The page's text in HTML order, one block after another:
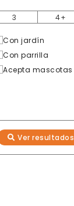
3 4+
Con jardín
Con parrilla
Acepta mascotas
Ver resultados